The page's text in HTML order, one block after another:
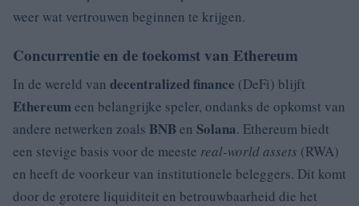
weer wat vertrouwen beginnen te krijgen.
Concurrentie en de toekomst van Ethereum
In de wereld van decentralized finance (DeFi) blijft
Ethereumeen belangrijke speler, ondanks de opkomst van
andere netwerken zoals BNBen Solana. Ethereum biedt
een stevige basis voor de meeste real-world assets (RWA)
en heeft de voorkeur van institutionele beleggers. Dit komt
door de grotere liquiditeit en betrouwbaarheid die het